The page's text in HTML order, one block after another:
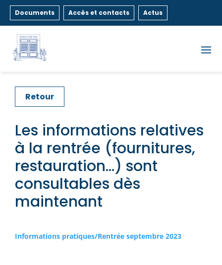
Documents Accès et contacts Actus
Retour
Les informations relatives
à la rentrée (fournitures,
restauration…) sont
consultables dès
maintenant
Informations pratiques/Rentrée septembre 2023